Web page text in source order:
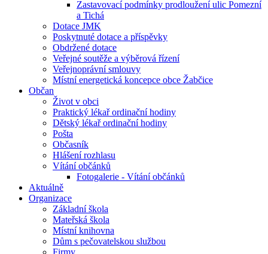
Zastavovací podmínky prodloužení ulic Pomezní
a Tichá
Dotace JMK
Poskytnuté dotace a příspěvky
Obdržené dotace
Veřejné soutěže a výběrová řízení
Veřejnoprávní smlouvy
Místní energetická koncepce obce Žabčice
Občan
Život v obci
Praktický lékař ordinační hodiny
Dětský lékař ordinační hodiny
Pošta
Občasník
Hlášení rozhlasu
Vítání občánků
Fotogalerie - Vítání občánků
Aktuálně
Organizace
Základní škola
Mateřská škola
Místní knihovna
Dům s pečovatelskou službou
Firmy